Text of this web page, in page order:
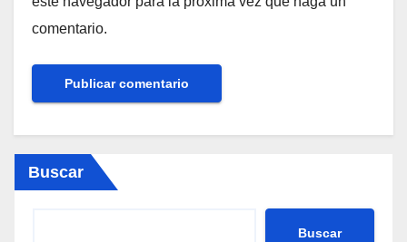
comentario.
Buscar
Buscar